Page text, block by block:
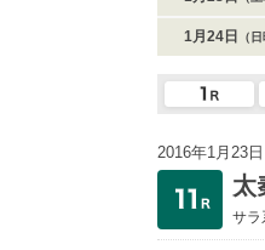
1月24日 （日
2016年1月23
太
サラ